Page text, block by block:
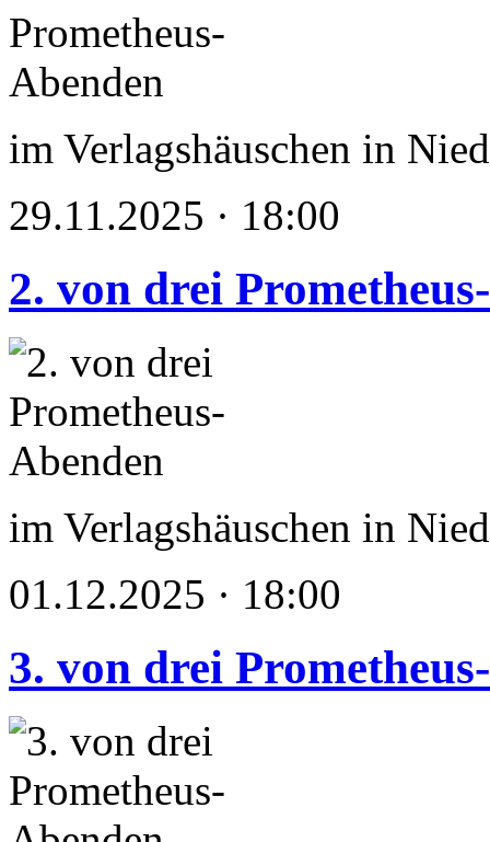
im Verlagshäuschen in
29.11.2025 · 18:00
2. von drei
im Verlagshäuschen in
01.12.2025 · 18:00
3. von drei